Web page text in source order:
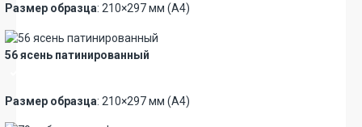
Размер образца: 210×297 мм (А4)
56 ясень патинированный
Размер образца: 210×297 мм (А4)